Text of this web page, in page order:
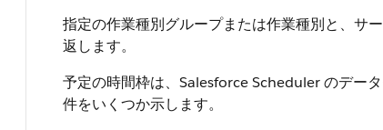
指定の作業種別グループまたは作業種別と、サ
返します。
予定の時間枠は、Salesforce Scheduler のデー
件をいくつか示します。